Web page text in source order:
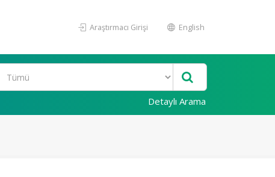
Araştırmacı Girişi English
Detaylı Arama